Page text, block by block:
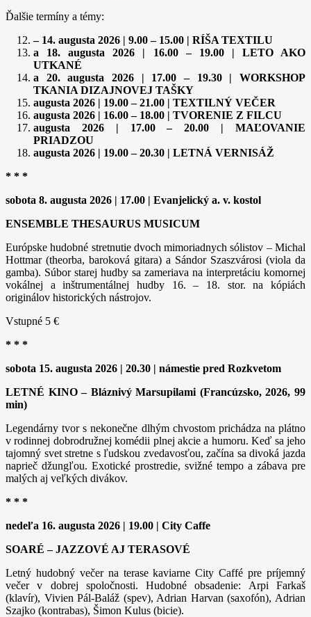
Ďalšie termíny a témy:
– 14. augusta 2026 | 9.00 – 15.00 | RÍŠA TEXTILU
a 18. augusta 2026 | 16.00 – 19.00 | LETO AKO
UTKANÉ
a 20. augusta 2026 | 17.00 – 19.30 | WORKSHOP
TKANIA DIZAJNOVEJ TAŠKY
augusta 2026 | 19.00 – 21.00 | TEXTILNÝ VEČER
augusta 2026 | 16.00 – 18.00 | TVORENIE Z FILCU
augusta 2026 | 17.00 – 20.00 | MAĽOVANIE
PRIADZOU
augusta 2026 | 19.00 – 20.30 | LETNÁ VERNISÁŽ
* * *
sobota 8. augusta 2026 | 17.00 | Evanjelický a. v. kostol
ENSEMBLE THESAURUS MUSICUM
Európske hudobné stretnutie dvoch mimoriadnych sólistov – Michal
Hottmar (theorba, baroková gitara) a Sándor Szaszvárosi (viola da
gamba). Súbor starej hudby sa zameriava na interpretáciu komornej
vokálnej a inštrumentálnej hudby 16. – 18. stor. na kópiách
originálov historických nástrojov.
Vstupné 5 €
* * *
sobota 15. augusta 2026 | 20.30 | námestie pred Rozkvetom
LETNÉ KINO – Bláznivý Marsupilami (Francúzsko, 2026, 99
min)
Legendárny tvor s nekonečne dlhým chvostom prichádza na plátno
v rodinnej dobrodružnej komédii plnej akcie a humoru. Keď sa jeho
tajomný svet stretne s ľudskou zvedavosťou, začína sa divoká jazda
naprieč džungľou. Exotické prostredie, svižné tempo a zábava pre
malých aj veľkých divákov.
* * *
nedeľa 16. augusta 2026 | 19.00 | City Caffe
SOARÉ – JAZZOVÉ AJ TERASOVÉ
Letný hudobný večer na terase kaviarne City Caffé pre príjemný
večer v dobrej spoločnosti. Hudobné obsadenie: Arpi Farkaš
(klavír), Vivien Pál-Baláž (spev), Adrian Harvan (saxofón), Adrian
Szajko (kontrabas), Šimon Kulus (bicie).